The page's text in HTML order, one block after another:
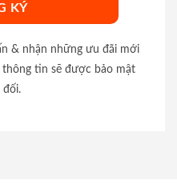
& nhận những ưu đãi mới
tin sẽ được bảo mật
đối.